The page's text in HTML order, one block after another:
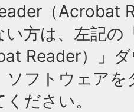
（Acrobat
い方は、左記の
Reader）」
ソフトウェア
ださい。